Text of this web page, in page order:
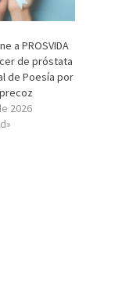
a PROSVIDA
de próstata
de Poesía por
2026